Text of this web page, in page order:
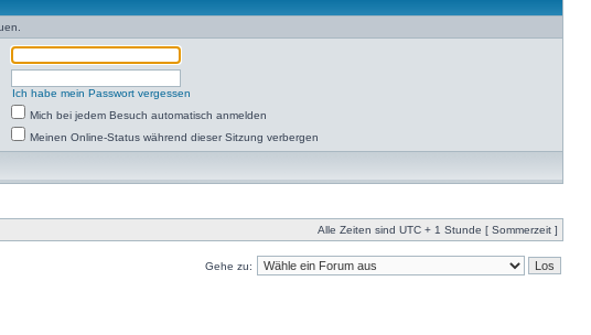
Ich habe mein Passwort vergessen
Mich bei jedem Besuch automatisch anmelden
Meinen Online-Status während dieser Sitzung verbergen
Alle Zeiten sind UTC + 1 Stunde [ Sommerzeit ]
Gehe zu: